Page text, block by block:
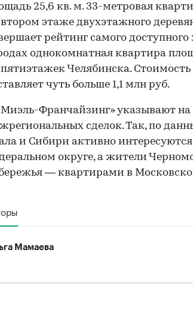
25,6 кв. м. 33-метровая
этаже двухэтажного
рейтинг самого
однокомнатная квартира
Челябинска.
чуть больше 1,1 млн руб.
Франчайзинг» указывают
сделок. Так, по
и Сибири активно
округе, а жители
— квартирами в
Мамаева